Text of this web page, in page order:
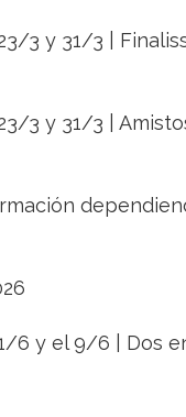
3 y 31/3 |
3 y 31/3 |
6 y el 9/6 | Dos